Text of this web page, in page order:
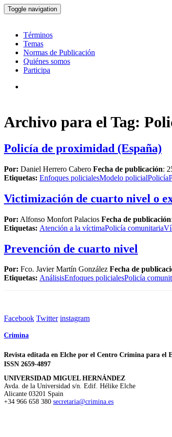
Toggle navigation
Términos
Temas
Normas de Publicación
Quiénes somos
Participa
Archivo para el Tag:
Policía de proximidad (España)
Por: Daniel Herrero Cabero Fecha de publicación:
Etiquetas: Enfoques policialesModelo policialPolicía
Victimización de cuarto nivel o
Por: Alfonso Monfort Palacios Fecha de publicación
Etiquetas: Atención a la víctimaPolicía comunitaria
Prevención de cuarto nivel
Por: Fco. Javier Martín González Fecha de
Etiquetas: AnálisisEnfoques policialesPolicía
Facebook Twitter instagram
Crimina
Revista editada en Elche por el Centro Crímina para el
ISSN 2659-4897
UNIVERSIDAD MIGUEL HERNÁNDEZ
Avda. de la Universidad s/n. Edif. Hélike Elche
Alicante 03201 Spain
+34 966 658 380 secretaria@crimina.es